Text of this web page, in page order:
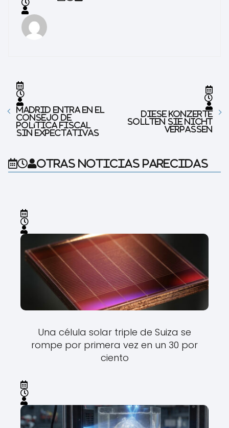
Madrid entra en el
Consejo de
Política Fiscal
sin expectativas
Diese Konzerte
sollten Sie nicht
verpassen
Otras noticias parecidas
Una célula solar triple de Suiza se
rompe por primera vez en un 30 por
ciento